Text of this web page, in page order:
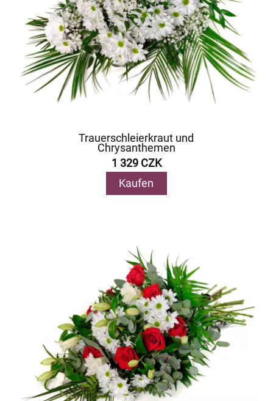
Trauerschleierkraut und
Chrysanthemen
1 329 CZK
Kaufen